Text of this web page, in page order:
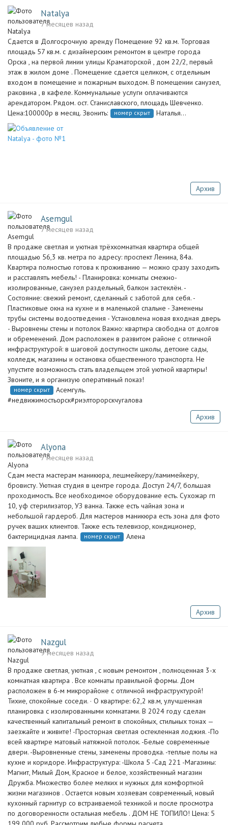
Natalya
7 месяцев назад
Сдается в Долгосрочную аренду Помещение 92 кв.м. Торговая
площадь 57 кв.м. с дизайнерским ремонтом в центре города
Орска , на первой линии улицы Краматорской , дом 22/2, первый
этаж в жилом доме . Помещение сдается целиком, с отдельным
входом в помещение и пожарным выходом. В помещении санузел,
раковина , в кафеле. Коммунальные услуги оплачиваются
арендатором. Рядом. ост. Станиславского, площадь Шевченко.
Цена:100000р в месяц. Звонить:
номер скрыт Наталья...
Архив
Asemgul
7 месяцев назад
В продаже светлая и уютная трёхкомнатная квартира общей
площадью 56,3 кв. метра по адресу: проспект Ленина, 84а.
Квартира полностью готова к проживанию — можно сразу заходить
и расставлять мебель! - Планировка: комнаты смежно-
изолированные, санузел раздельный, балкон застеклён. -
Состояние: свежий ремонт, сделанный с заботой для себя. -
Пластиковые окна на кухне и в маленькой спальне - Заменены
трубы системы водоотведения - Установлена новая входная дверь
- Выровнены стены и потолок Важно: квартира свободна от долгов
и обременений. Дом расположен в развитом районе с отличной
инфраструктурой: в шаговой доступности школы, детские сады,
колледж, магазины и остановка общественного транспорта. Не
упустите возможность стать владельцем этой уютной квартиры!
Звоните, и я организую оперативный показ!
номер скрыт
Асемгуль.
#недвижимостьорск#риэлторорскчугалова
Архив
Alyona
7 месяцев назад
Сдам места мастерам маникюра, лешмейкеру/ламимейкеру,
бровисту. Уютная студия в центре города. Доступ 24/7, большая
проходимость. Все необходимое оборудование есть. Сухожар гп
10, уф стерилизатор, УЗ ванна. Также есть чайная зона и
небольшой гардероб. Для мастеров маникюра есть зона для фото
ручек ваших клиентов. Также есть телевизор, кондиционер,
бактерицидная лампа.
номер скрыт Алена
Архив
Nazgul
9 месяцев назад
В продаже светлая, уютная , с новым ремонтом , полноценная 3-х
комнатная квартира . Все комнаты правильной формы. Дом
расположен в 6-м микрорайоне с отличной инфраструктурой!
Тихие, спокойные соседи. · О квартире: 62,2 кв.м, улучшенная
планировка с изолированными комнатами. В 2024 году сделан
качественный капитальный ремонт в спокойных, стильных тонах —
заезжайте и живите! -Просторная светлая остекленная лоджия. -По
всей квартире матовый натяжной потолок. -Белые современные
двери. -Выровненные стены, заменены проводка. -теплые полы на
кухне и коридоре. Инфраструктура: -Школа 5 -Сад 221 -Магазины:
Магнит, Милый Дом, Красное и белое, хозяйственный магазин
Дружба. Множество более мелких и нужных для комфортной
жизни магазинов . Остается новым хозяевам современный, новый
кухонный гарнитур со встраиваемой техникой и после просмотра
по договоренности остальная мебель . ДОМ НЕ ТОПИЛО! Цена: 5